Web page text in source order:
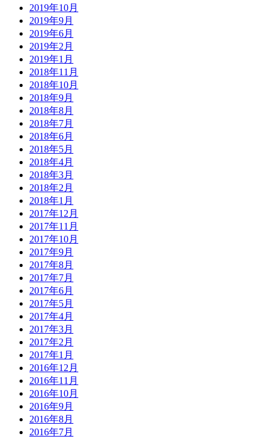
2019年10月
2019年9月
2019年6月
2019年2月
2019年1月
2018年11月
2018年10月
2018年9月
2018年8月
2018年7月
2018年6月
2018年5月
2018年4月
2018年3月
2018年2月
2018年1月
2017年12月
2017年11月
2017年10月
2017年9月
2017年8月
2017年7月
2017年6月
2017年5月
2017年4月
2017年3月
2017年2月
2017年1月
2016年12月
2016年11月
2016年10月
2016年9月
2016年8月
2016年7月